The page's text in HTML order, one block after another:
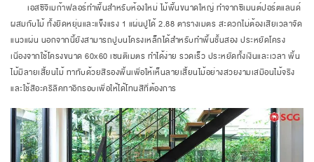
เอสซีจีเมก้าฟลอร์ทำพื้นสำหรับห้องใหม่ ไม้พื้นขนาดใหญ่ ทำจากซีเมนต์ปอร์ตแลนด์
ผสมกับไม้ ทั้งยืดหยุ่นและแข็งแรง 1 แผ่นปูได้ 2.88 ตารางเมตร สะดวกไม่ต้องเสียเวลาจัด
แนวแผ่น นอกจากนี้ยังสามารถปูบนโครงเหล็กได้สำหรับทำพื้นชั้นสอง ประหยัดโครง
เนื่องจากใช้โครงขนาด 60x60 เซนติเมตร ทำได้ง่าย รวดเร็ว ประหยัดทั้งเงินและเวลา พื้น
ไม้มีลายเสี้ยนไม้ ทาทับด้วยสีรองพื้นเพื่อให้เห็นลายเสี้ยนไม้อย่างสวยงามเสมือนไม้จริง
และใช้สีอะคริลิคทาอีกรอบเพื่อให้ได้โทนสีที่ต้องการ